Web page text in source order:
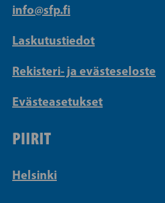
info@sfp.fi
Laskutustiedot
Rekisteri- ja evästeseloste
Evästeasetukset
PIIRIT
Helsinki